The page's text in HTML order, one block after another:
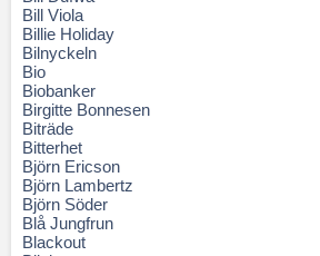
Bill Viola
Billie Holiday
Bilnyckeln
Bio
Biobanker
Birgitte Bonnesen
Biträde
Bitterhet
Björn Ericson
Björn Lambertz
Björn Söder
Blå Jungfrun
Blackout